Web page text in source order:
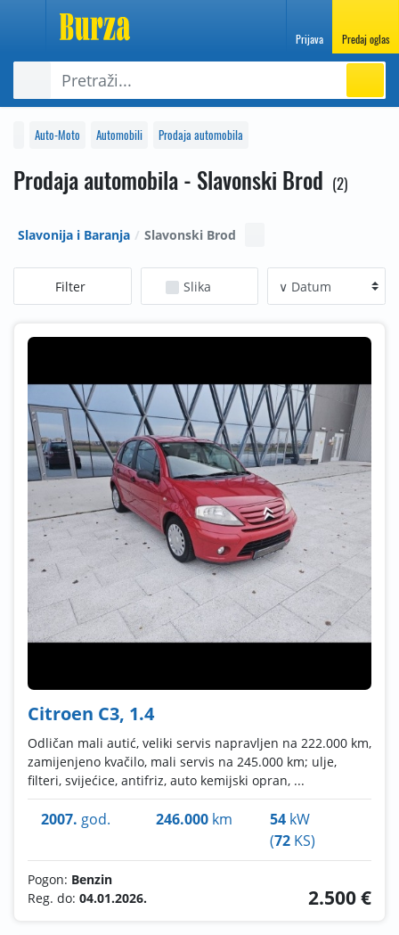
Prijava Predaj oglas
Auto-Moto Automobili Prodaja automobila
Prodaja automobila - Slavonski Brod 2
Slavonija i Baranja Slavonski Brod
Filter Slika
Citroen C3, 1.4
Odličan mali autić, veliki servis napravljen na 222.000 km,
zamijenjeno kvačilo, mali servis na 245.000 km; ulje,
filteri, svijećice, antifriz, auto kemijski opran, ...
2007. god. 246.000km 54 kW
(72 KS)
Pogon: Benzin
Reg. do: 04.01.2026. 2.500 €